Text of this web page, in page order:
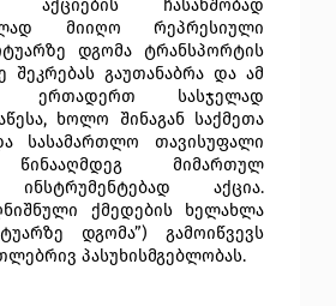
აქციების ჩასახშობად
მიიღო რეპრესიული
დგომა ტრანსპორტის
შეკრებას გაუთანაბრა და ამ
ერთადერთ სასჯელად
ხოლო შინაგან საქმეთა
სასამართლო თავისუფალი
მიმართულ
ინსტრუმენტებად აქცია.
ქმედების ხელახლა
დგომა”) გამოიწვევს
პასუხისმგებლობას.